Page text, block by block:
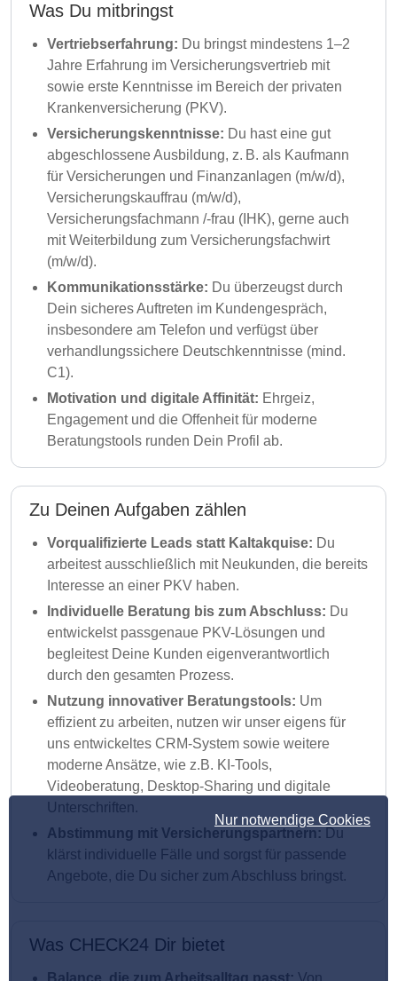
Nur notwendige Cookies
Was Du mitbringst
Vertriebserfahrung: Du bringst mindestens 1–2
Jahre Erfahrung im Versicherungsvertrieb mit
sowie erste Kenntnisse im Bereich der privaten
Krankenversicherung (PKV).
Versicherungskenntnisse: Du hast eine gut
abgeschlossene Ausbildung, z. B. als Kaufmann
für Versicherungen und Finanzanlagen (m/w/d),
Versicherungskauffrau (m/w/d),
Versicherungsfachmann /-frau (IHK), gerne auch
mit Weiterbildung zum Versicherungsfachwirt
(m/w/d).
Kommunikationsstärke: Du überzeugst durch
Dein sicheres Auftreten im Kundengespräch,
insbesondere am Telefon und verfügst über
verhandlungssichere Deutschkenntnisse (mind.
C1).
Motivation und digitale Affinität: Ehrgeiz,
Engagement und die Offenheit für moderne
Beratungstools runden Dein Profil ab.
Zu Deinen Aufgaben zählen
Vorqualifizierte Leads statt Kaltakquise: Du
arbeitest ausschließlich mit Neukunden, die bereits
Interesse an einer PKV haben.
Individuelle Beratung bis zum Abschluss: Du
entwickelst passgenaue PKV-Lösungen und
begleitest Deine Kunden eigenverantwortlich
durch den gesamten Prozess.
Nutzung innovativer Beratungstools: Um
effizient zu arbeiten, nutzen wir unser eigens für
uns entwickeltes CRM-System sowie weitere
moderne Ansätze, wie z.B. KI-Tools,
Videoberatung, Desktop-Sharing und digitale
Unterschriften.
Abstimmung mit Versicherungspartnern: Du
klärst individuelle Fälle und sorgst für passende
Angebote, die Du sicher zum Abschluss bringst.
Was CHECK24 Dir bietet
Balance, die zum Arbeitsalltag passt: Von